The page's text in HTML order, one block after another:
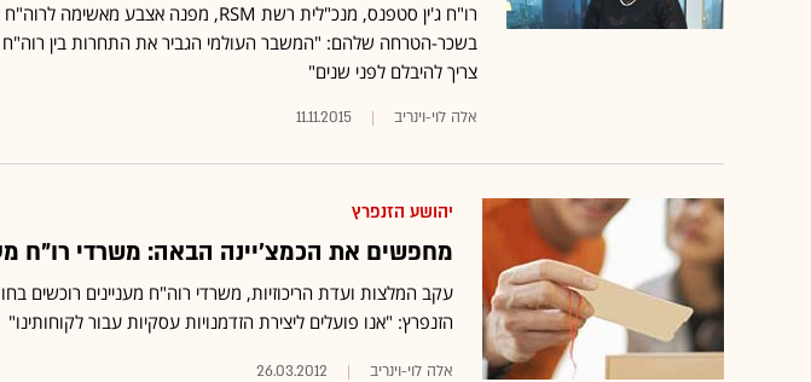
רו"ח ג'ין סטפנס, מנכ"לית רשת RSM, מפנה אצבע מאשימה
בשכר-הטרחה שלהם: "המשבר העולמי הגביר את התחרות בין רוה"ח
צריך להיבלם לפני שנים"
אלה לוי-וינריב 11.11.2015
יהושע הזנפרץ
מחפשים את הכמצ'יינה הבאה: משרדי רו"ח
עקב המלצות ועדת הריכוזיות, משרדי רוה"ח מעניינים רוכשים
הזנפרץ: "אנו פועלים ליצירת הזדמנויות עסקיות עבור לקוחותינו"
אלה לוי-וינריב 26.03.2012